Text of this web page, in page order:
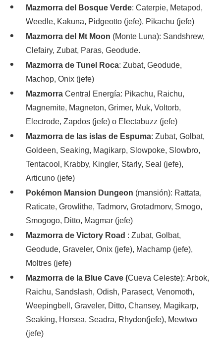
Mazmorra del Bosque Verde: Caterpie, Metapod,
Weedle, Kakuna, Pidgeotto (jefe), Pikachu (jefe)
Mazmorra del Mt Moon (Monte Luna): Sandshrew,
Clefairy, Zubat, Paras, Geodude.
Mazmorra de Tunel Roca: Zubat, Geodude,
Machop, Onix (jefe)
Mazmorra Central Energía: Pikachu, Raichu,
Magnemite, Magneton, Grimer, Muk, Voltorb,
Electrode, Zapdos (jefe) o Electabuzz (jefe)
Mazmorra de las islas de Espuma: Zubat, Golbat,
Goldeen, Seaking, Magikarp, Slowpoke, Slowbro,
Tentacool, Krabby, Kingler, Starly, Seal (jefe),
Articuno (jefe)
Pokémon Mansion Dungeon (mansión): Rattata,
Raticate, Growlithe, Tadmorv, Grotadmorv, Smogo,
Smogogo, Ditto, Magmar (jefe)
Mazmorra de Victory Road : Zubat, Golbat,
Geodude, Graveler, Onix (jefe), Machamp (jefe),
Moltres (jefe)
Mazmorra de la Blue Cave (Cueva Celeste): Arbok,
Raichu, Sandslash, Odish, Parasect, Venomoth,
Weepingbell, Graveler, Ditto, Chansey, Magikarp,
Seaking, Horsea, Seadra, Rhydon(jefe), Mewtwo
(jefe)